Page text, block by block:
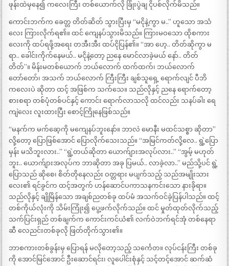
ဖုန်းထဲမှနေ၍ ကလေးကြီး တစ်ယောက်လို ခြုံးပွဲချ ငိုပစ်လိုက်မိသည်။
ကောင်းဘက်က ခေတ္တ တိတ်ဆိတ် သွားပြီးမှ “မငိုနဲ့ကွာ မ..” ဟူသော အသံ
လေး ကြားလိုက်ရ၏။ ထင် ကျေနပ်သွားမိသည်။ ကြားမဝသော ထိုစကား
လေးကို ထပ်ရဖို့အရေး တအီးအီး ထပ်ငိုပြန်၏။ “အာ ဟေ့.. တိတ်ဆိုကွာ မ
ရာ.. ခေါင်းကိုက်နေမယ်.. မငိုနဲ့တော့ ညနေ မောင်လာခဲ့မယ် နော်.. တိတ်
တိတ်”။ မိန်းမတစ်ယောက် ဘယ်လောက် ထက်ထက်၊ ဘယ်လောက်
တော်တော်၊ အသက် ဘယ်လောက် ကြီးကြီး ချစ်သူရှေ့ ရောက်လျင် ပီဘိ
ကလေးပဲ ဆိုတာ ထင့် အဖြစ်က သက်သေ။ သည်လိုနှင့် ညနေ ရောက်တော့
စားစရာ တစ်ပုံတစ်ပင်နှင့် ကောင်း ရောက်လာသလို ထင်လည်း သနပ်ခါး ရေ
ကျဲလေး လူးထားပြီး စောင့်ကြိုနေဖြစ်သည်။
“မနက်က မက်ဆေ့ကို မကျေနပ်ဘူးနော်။ ဘာလဲ မောနီး မထင်သစ္စာ ဆိုတာ”
လို့တော့ ပြောဖြစ်အောင် ပြောလိုက်သေးသည်။ “အမြင်ကတ်လို့လေ.. ရွဲ့ပြော
မှန်း မသိဘူးလား..” “ရွဲ့တယ်ဆိုတာ ယောက်ျားအလုပ်လား..” “အွမ့် မဟုတ်
ဘူး.. ယောက်ျားအလုပ်က ဘာဆိုတာ အခု ပြမယ်.. လာခဲ့လာ..” မည်သို့ပင် ရွဲ့
ပြောသည် ဆိုစေ၊ စိတ်တိုနေလည်း ဝတ္တရား မပျက်သည့် သည်အမျိုးသား
လေး၏ ရင်ခွင်က ထင့်အတွက် ဟန်ဆောင်ပကာသနကင်းသော နားခိုရာ။
သည်လိုနှင့် ချိုမြိန်သော အချစ်ညတစ်ခု ထပ်မံ အသက်ဝင်ခဲ့ပြန်ပါသည်။ ထင့်
တစ်ကိုယ်လုံးကို သိမ်းကြုံး၍ ပွေ့ဖက်လိုက်သည်။ ထင် မှုတ်ထုတ်လိုက်သည့်
သက်ပြင်းရှည် တစ်ချက်က ကောင်းကင်ယံ၏ လက်ဝဲဘက်ရင်အုံ တစ်နေရာ
ဆီ လေညင်းတစ်ခုလို ဖြတ်တိုက်သွား၏။
ဘာစကားတစ်ခွန်းမှ ပြောရန် မလိုတော့သည့် သင်္ကေတ။ လုပ်ငန်းကြီး တစ်ခု
ကို အောင်မြင်အောင် ဦးဆောင်ရင်း၊ လူပေါင်းစုံနှင့် သင့်တင့်အောင် ဆက်ဆံ